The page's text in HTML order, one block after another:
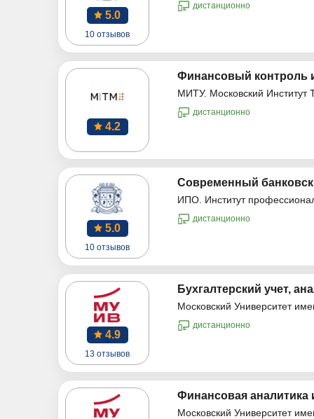
5.0
10 отзывов
дистанционно
4.2
Финансовый контроль
МИТУ. Московский Институт
дистанционно
5.0
10 отзывов
Современный
ИПО. Институт
дистанционно
4.9
13 отзывов
Бухгалтерский учет,
Московский Университет
дистанционно
Финансовая
Московский Университет